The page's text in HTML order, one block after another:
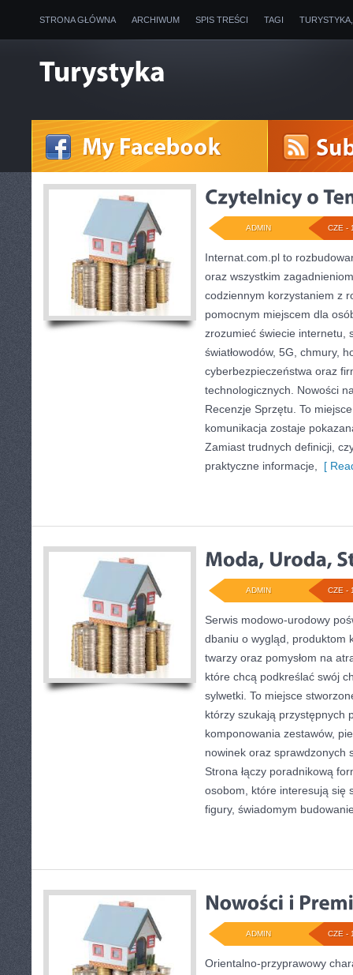
STRONA GŁÓWNA ARCHIWUM SPIS TREŚCI TAGI
CZE -
ADMIN
Internat.com.pl to
oraz wszystkim
codziennym korzystaniem z
pomocnym miejscem dla
zrozumieć świecie internetu,
światłowodów, 5G, chmury,
cyberbezpieczeństwa oraz
technologicznych. Nowości
Recenzje Sprzętu. To
komunikacja zostaje
Zamiast trudnych definicji,
praktyczne informacje,
[
CZE -
ADMIN
Serwis modowo-urodowy
dbaniu o wygląd, produktom
twarzy oraz pomysłom na
które chcą podkreślać swój
sylwetki. To miejsce
którzy szukają przystępnych
komponowania zestawów,
nowinek oraz sprawdzonych
Strona łączy poradnikową
osobom, które interesują się
figury, świadomym
CZE -
ADMIN
Orientalno-przyprawowy